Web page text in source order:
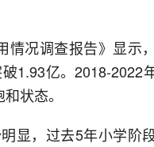
情况调查报告》显示
1.93亿。2018-2022
状态。
显，过去5年小学阶